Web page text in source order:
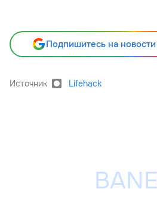
Подпишитесь на
Источник Lifehack